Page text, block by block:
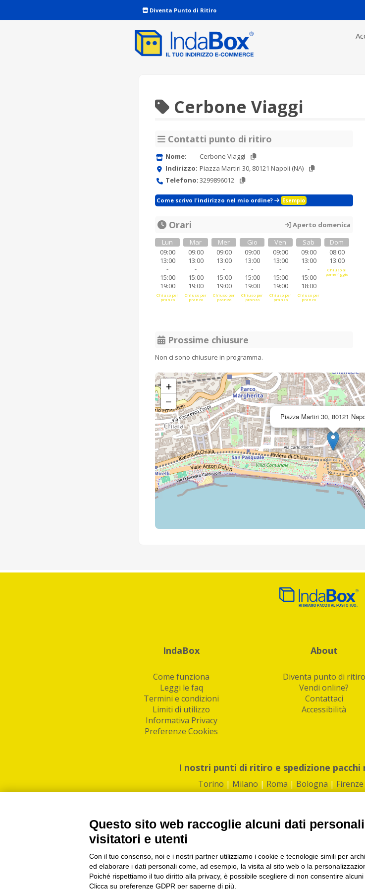
Diventa Punto di Ritiro
Cerbone Viaggi
Contatti punto di ritiro
Nome:
Cerbone Viaggi
Indirizzo: Piazza Martiri 30, 80121 Napoli (NA)
Telefono:3299896012
Come scrivo l'indirizzo nel mio ordine? Esempio
Orari
Aperto domenica
Lun
09:00
13:00
-
15:00
19:00
Chiuso per
pranzo
Mar
09:00
13:00
-
15:00
19:00
Chiuso per
pranzo
Mer
09:00
13:00
-
15:00
19:00
Chiuso per
pranzo
Gio
09:00
13:00
-
15:00
19:00
Chiuso per
pranzo
Ven
09:00
13:00
-
15:00
19:00
Chiuso per
pranzo
Sab
09:00
13:00
-
15:00
18:00
Chiuso per
pranzo
Dom
08:00
13:00
Chiuso al
pomeriggio
Prossime chiusure
Non ci sono chiusure in programma.
Piazza Martiri 30, 80121
+
−
IndaBox
Come funziona
Leggi le faq
Termini e condizioni
Limiti di utilizzo
Informativa Privacy
Preferenze Cookies
About
Diventa punto di ritiro
Vendi online?
Contattaci
Accessibilità
I nostri punti di ritiro e spedizione
Torino | Milano | Roma | Bologna | Firenze
PI/CF/N°Iscr.: 10821360012 | REA: RM 1494760 | Cap.Soc.: 50.000€ |
IndaBox | Oltre 11.500 punti di ritiro tra Bar, Tabaccai, Edicole e Kipoint
Questo sito web raccoglie alcuni dati
visitatori e utenti
Con il tuo consenso, noi e i nostri partner utilizziamo i cookie e tecnologie simili per
ed elaborare i dati personali come, ad esempio, la visita al sito web o la
Poiché rispettiamo il tuo diritto alla privacy, è possibile scegliere di non consentire alcuni
Clicca su preferenze GDPR per saperne di più.